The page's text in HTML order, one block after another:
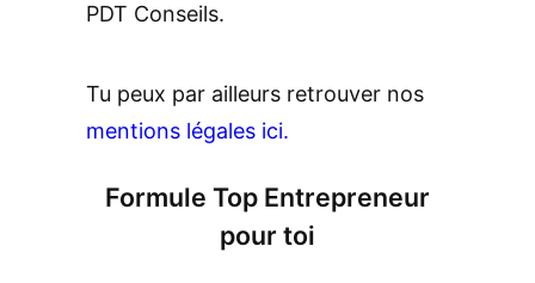
PDT Conseils.
Tu peux par ailleurs retrouver nos
mentions légales ici.
Formule Top Entrepreneur
pour toi